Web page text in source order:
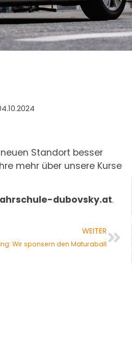
Standort besser
mehr über unsere Kurse
dubovsky.at.
WEITER
Wir sponsern den Maturaball